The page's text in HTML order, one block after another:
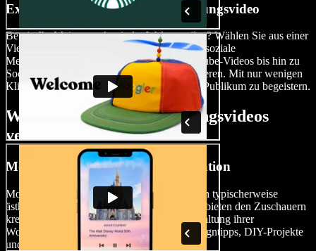
Exportieren Sie Ihr Hausbesichtigungsvideo
Bereit, Ihr Meisterwerk mit der Welt zu teilen? Wählen Sie aus einer
Vielzahl von Formaten, die für verschiedene soziale
Medienplattformen optimiert sind, von YouTube-Videos bis hin zu
Social-Media-Reels, und wählen Sie Exportieren. Mit nur wenigen
Klicks ist Ihr hochwertiges Video bereit, Ihr Publikum zu begeistern.
Wann man Hausbesichtigungsvideos
verwendet
Motivationsvideos zur Hausdekoration
Motivationsvideos zur Hausdekoration zeigen typischerweise
ästhetisch ansprechende Wohninterieurs und bieten den Zuschauern
kreative Ideen und Inspirationen zur Umgestaltung ihrer
Wohnräume. Diese Videos enthalten oft Designtipps, DIY-Projekte
und Einblicke in stilvolle Häuser.